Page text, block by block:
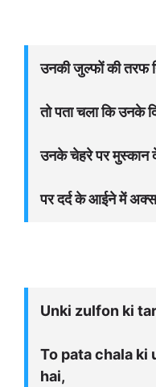
उनकी जुल्फों की तरफ
तो पता चला कि उनके
उनके चेहरे पर
पर दर्द के आईने में
Unki zulfon ki
To pata chala ki
hai,